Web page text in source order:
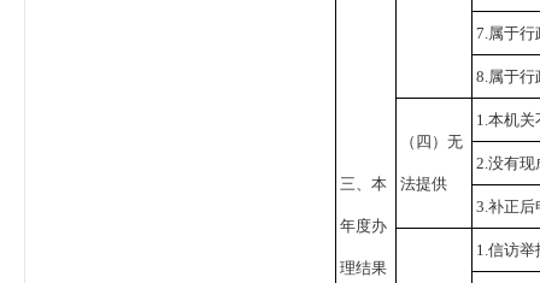
三、本
年度办
理结果
7.属于
8.属于
（四）无
法提供
1.本机
2.没有
3.补正
1.信访